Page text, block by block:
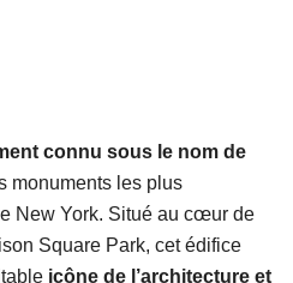
connu sous le nom de
monuments les plus
New York. Situé au cœur de
Square Park, cet édifice
icône de l’architecture et